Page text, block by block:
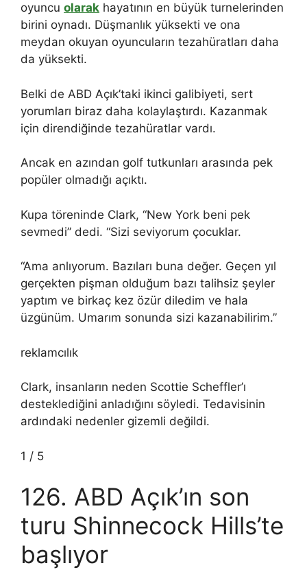
oyuncu olarak hayatının en büyük turnelerinden
birini oynadı. Düşmanlık yüksekti ve ona
meydan okuyan oyuncuların tezahüratları daha
da yüksekti.
Belki de ABD Açık’taki ikinci galibiyeti, sert
yorumları biraz daha kolaylaştırdı. Kazanmak
için direndiğinde tezahüratlar vardı.
Ancak en azından golf tutkunları arasında pek
popüler olmadığı açıktı.
Kupa töreninde Clark, “New York beni pek
sevmedi” dedi. “Sizi seviyorum çocuklar.
“Ama anlıyorum. Bazıları buna değer. Geçen yıl
gerçekten pişman olduğum bazı talihsiz şeyler
yaptım ve birkaç kez özür diledim ve hala
üzgünüm. Umarım sonunda sizi kazanabilirim.”
reklamcılık
Clark, insanların neden Scottie Scheffler’ı
desteklediğini anladığını söyledi. Tedavisinin
ardındaki nedenler gizemli değildi.
1 / 5
126. ABD Açık’ın son
turu Shinnecock Hills’te
başlıyor